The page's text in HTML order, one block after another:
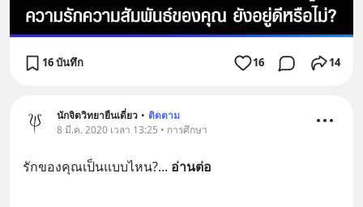
16 บันทึก 16 14
นักจิตวิทยายืนเดี่ยว • ติดตาม
8 มี.ค. 2020 เวลา 13:25 • การศึกษา
รักของคุณเป็นแบบไหน?... อ่านต่อ